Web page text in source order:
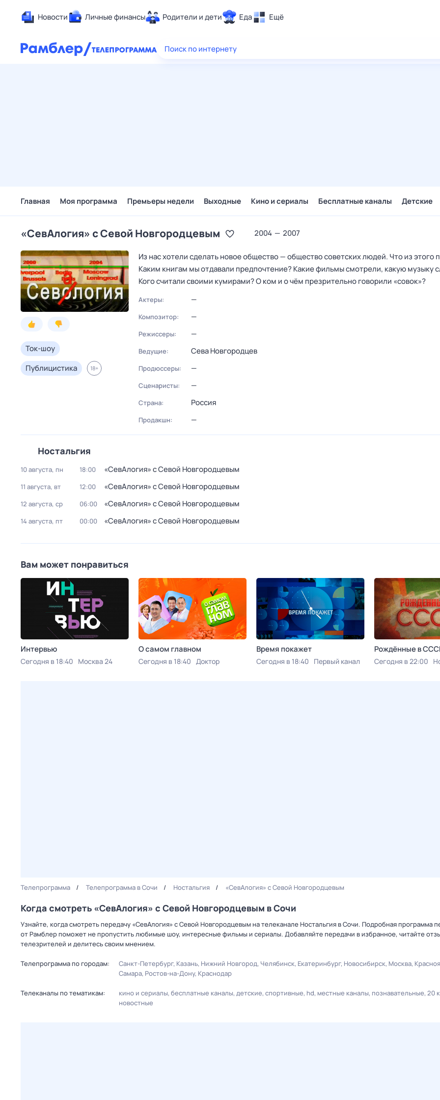
Новости Личные финансы Родители и дети Еда Ещё
Здоровье
Поиск по интернету
Главная Моя программа Премьеры недели Выходные Кино и сериалы Бесплатные каналы Детские
«СевАлогия» с Севой Новгородцевым 2004 — 2007
Ток-шоу
Публицистика
18+
Из нас хотели сделать новое общество — общество советских людей. Что из этого
Каким книгам мы отдавали предпочтение? Какие фильмы смотрели, какую музыку
Кого считали своими кумирами? О ком и о чём презрительно говорили «совок»?
Актеры: —
Композитор: —
Режиссеры: —
Ведущие: Сева Новгородцев
Продюссеры: —
Сценаристы: —
Страна: Россия
Продакшн: —
Ностальгия
10 августа, пн 18:00 «СевАлогия» с Севой Новгородцевым
11 августа, вт 12:00 «СевАлогия» с Севой Новгородцевым
12 августа, ср 06:00 «СевАлогия» с Севой Новгородцевым
14 августа, пт 00:00 «СевАлогия» с Севой Новгородцевым
Вам может понравиться
Интервью
Сегодня в 18:40 Москва 24
О самом главном
Сегодня в 18:40 Доктор
Время покажет
Сегодня в 18:40 Первый канал
Рождённые в
Сегодня в 22:00
Телепрограмма Телепрограмма в Сочи Ностальгия «СевАлогия» с Севой Новгородцевым
Когда смотреть «СевАлогия» с Севой Новгородцевым в Сочи
Узнайте, когда смотреть передачу «СевАлогия» с Севой Новгородцевым на телеканале Ностальгия в Сочи. Подробная программа
от Рамблер поможет не пропустить любимые шоу, интересные фильмы и сериалы. Добавляйте передачи в избранное, читайте
телезрителей и делитесь своим мнением.
Телепрограмма по городам: Санкт-Петербург Казань Нижний Новгород Челябинск Екатеринбург Новосибирск Москва
Самара Ростов-на-Дону Краснодар
Телеканалы по тематикам: кино и сериалы бесплатные каналы детские спортивные hd местные каналы познавательные 20
новостные